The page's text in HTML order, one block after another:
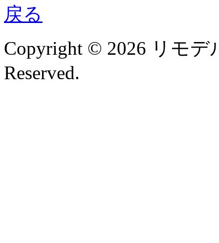
Copyright © 2026 リモデ
Reserved.